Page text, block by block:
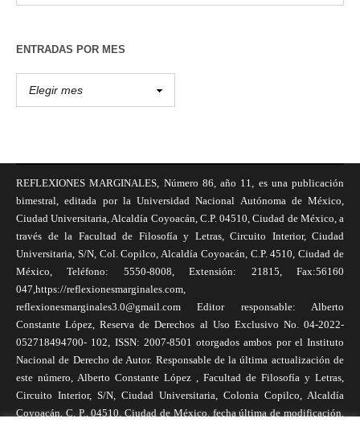
ENTRADAS POR MES
REFLEXIONES MARGINALES, Número 86, año 11, es una publicación
bimestral, editada por la Universidad Nacional Autónoma de México,
Ciudad Universitaria, Alcaldía Coyoacán, C.P. 04510, Ciudad de México, a
través de la Facultad de Filosofía y Letras, Circuito Interior, Ciudad
Universitaria, S/N, Col. Copilco, Alcaldía Coyoacán, C.P. 4510, Ciudad de
México, Teléfono: 5550-8008, Extensión: 21815, Fax:56160
047,https://reflexionesmarginales.com,
reflexionesmarginales3.0@gmail.com Editor responsable: Alberto
Constante López, Reserva de Derechos al Uso Exclusivo No. 04-2022-
052718494700- 102, ISSN: 2007-8501 otorgados ambos por el Instituto
Nacional de Derecho de Autor. Responsable de la última actualización de
este número, Alberto Constante López , Facultad de Filosofía y Letras,
Circuito Interior, S/N, Ciudad Universitaria, Colonia Copilco, Alcaldía
Coyoacán, C. P., 04510, Ciudad de México, fecha última de modificación,